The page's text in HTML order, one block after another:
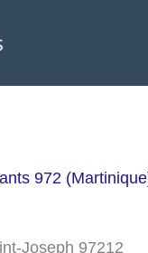
972
Joseph 97212